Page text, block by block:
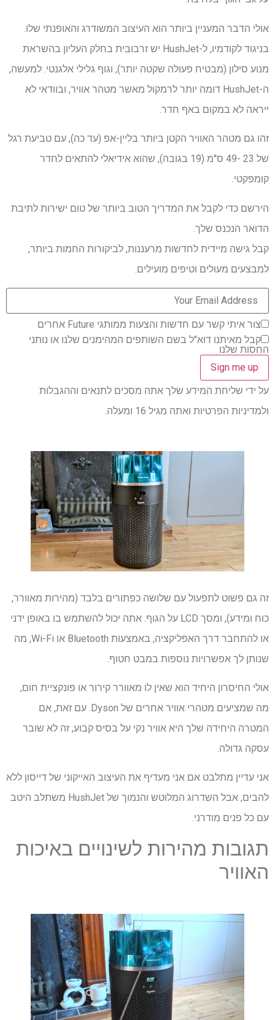
אולי הדבר המעניין ביותר הוא העיצוב המשודרג והאופנתי שלו.
בניגוד לקודמיו, ל-HushJet יש זרבובית בחלק העליון בהשראת
מנוע סילון (מבטיח פעולה שקטה יותר), וגוף גלילי אלגנטי. למעשה,
ה-HushJet דומה יותר לרמקול מאשר מטהר אוויר, ובוודאי לא
ייראה לא במקום באף חדר.
זהו גם מטהר האוויר הקטן ביותר בליין-אפ (עד כה), עם טביעת רגל
של 23 -49 ס"מ (19 בגובה), שהוא אידיאלי להתאים לחדר
קומפקטי.
הירשם כדי לקבל את המדריך הטוב ביותר של טום ישירות לתיבת
הדואר הנכנס שלך.
קבל גישה מיידית לחדשות מרעננות, לביקורות החמות ביותר,
למבצעים מעולים וטיפים מועילים.
צור איתי קשר עם חדשות והצעות ממותגי Future אחרים
קבל מאיתנו דוא"ל בשם השותפים המהימנים שלנו או נותני
החסות שלנו
על ידי שליחת המידע שלך אתה מסכים לתנאים וההגבלות
ולמדיניות הפרטיות ואתה מגיל 16 ומעלה.
זה גם פשוט לתפעול עם שלושה כפתורים בלבד (מהירות מאוורר,
כוח ומידע), ומסך LCD על הגוף. אתה יכול להשתמש בו באופן ידני
או להתחבר דרך האפליקציה, באמצעות Bluetooth או Wi-Fi, מה
שנותן לך אפשרויות נוספות במבט חטוף.
אולי החיסרון היחיד הוא שאין לו מאוורר קירור או פונקציית חום,
מה שמציעים מטהרי אוויר אחרים של Dyson. עם זאת, אם
המטרה היחידה שלך היא אוויר נקי על בסיס קבוע, זה לא שובר
עסקה גדולה.
אני עדיין מתלבט אם אני מעדיף את העיצוב האייקוני של דייסון ללא
להבים, אבל השדרוג המלוטש והנמוך של HushJet משתלב היטב
עם כל פנים מודרני.
תגובות מהירות לשינויים באיכות
האוויר